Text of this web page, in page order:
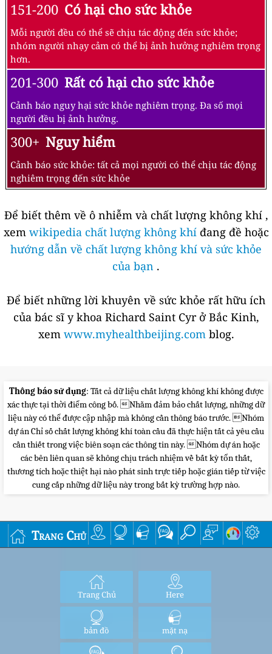
151-200 Có hại cho sức khỏe
Mỗi người đều có thể sẽ chịu tác động đến sức khỏe;
nhóm người nhạy cảm có thể bị ảnh hưởng nghiêm trọng
hơn.
201-300 Rất có hại cho sức khỏe
Cảnh báo nguy hại sức khỏe nghiêm trọng. Đa số mọi
người đều bị ảnh hưởng.
300+ Nguy hiểm
Cảnh báo sức khỏe: tất cả mọi người có thể chịu tác động
nghiêm trọng đến sức khỏe
Để biết thêm về ô nhiễm và chất lượng không khí ,
xem wikipedia chất lượng không khíđang đề hoặc
hướng dẫn về chất lượng không khí và sức khỏe
của bạn .
Để biết những lời khuyên về sức khỏe rất hữu ích
của bác sĩ y khoa Richard Saint Cyr ở Bắc Kinh,
xem www.myhealthbeijing.com blog.
Thông báo sử dụng: Tất cả dữ liệu chất lượng không khí không được
xác thực tại thời điểm công bố. Nhằm đảm bảo chất lượng, những dữ
liệu này có thể được cập nhập mà không cần thông báo trước. Nhóm
dự án Chỉ số chất lượng không khí toàn cầu đã thực hiện tất cả yêu cầu
cần thiết trong việc biên soạn các thông tin này. Nhóm dự án hoặc
các bên liên quan sẽ không chịu trách nhiệm về bất kỳ tổn thất,
thương tích hoặc thiệt hại nào phát sinh trực tiếp hoặc gián tiếp từ việc
cung cấp những dữ liệu này trong bất kỳ trường hợp nào.
Trang Chủ
Trang Chủ Here
bản đồ mặt nạ